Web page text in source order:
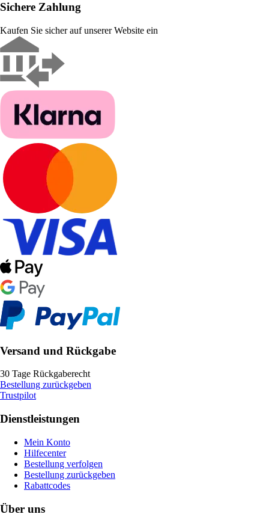
Sichere Zahlung
Kaufen Sie sicher auf unserer Website ein
Versand und Rückgabe
30 Tage Rückgaberecht
Bestellung zurückgeben
Trustpilot
Dienstleistungen
Mein Konto
Hilfecenter
Bestellung verfolgen
Bestellung zurückgeben
Rabattcodes
Über uns